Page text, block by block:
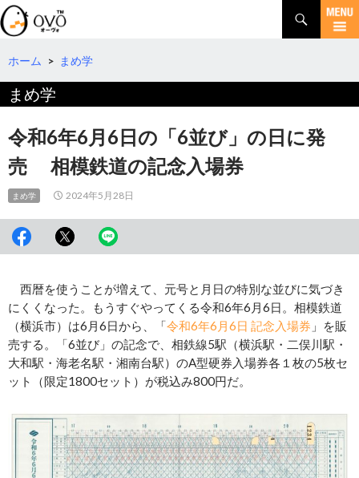
検
索
コ
テ
へ
動
ホーム > まめ学
まめ学
令和6年6月6日の「6並び」の日に発
売 相模鉄道の記念入場券
まめ学 2024年5月28日
西暦を使うことが増えて、元号と月日の特別な並びに気づき
にくくなった。もうすぐやってくる令和6年6月6日。相模鉄道
（横浜市）は6月6日から、「令和6年6月6日 記念入場券 」を販
売する。「6並び」の記念で、相鉄線5駅（横浜駅・二俣川駅・
大和駅・海老名駅・湘南台駅）のA型硬券入場券各１枚の5枚セ
ット（限定1800セット）が税込み800円だ。